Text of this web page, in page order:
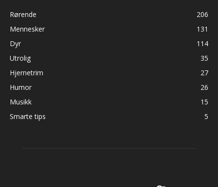
Rørende
206
Mennesker
131
Dyr
114
Utrolig
35
Hjernetrim
27
Humor
26
Musikk
15
Smarte tips
5